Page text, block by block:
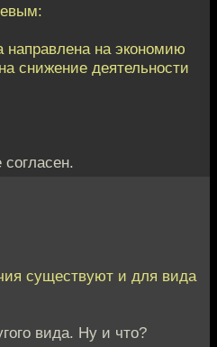
на экономию
снижение деятельности
существуют и для вида
вида. Ну и что?